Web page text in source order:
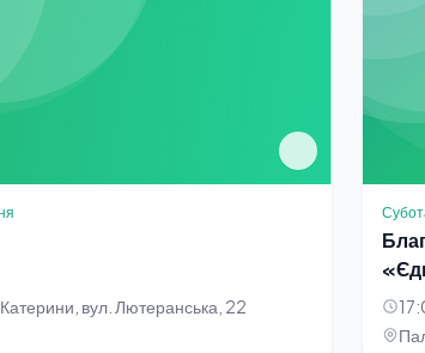
Катерини, вул. Лютеранська, 22